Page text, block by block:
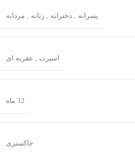
پسرانه , دخترانه , زنانه , مردانه
اسپرت , عقربه ای
12 ماه
خاکستری